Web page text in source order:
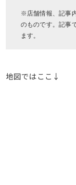
※店舗情報、記事
のものです。記事
ます。
地図ではここ↓